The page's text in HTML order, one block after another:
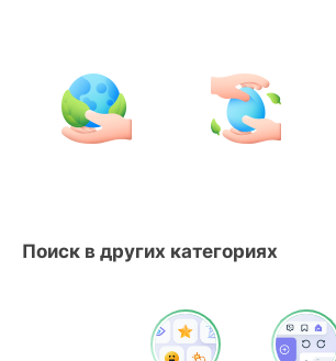
Поиск в других категориях